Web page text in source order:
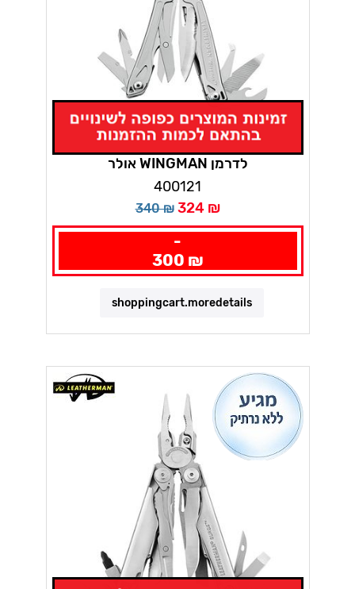
אולר WINGMAN לדרמן
400121
340 ₪ 324 ₪
-
300 ₪
shoppingcart.moredetails